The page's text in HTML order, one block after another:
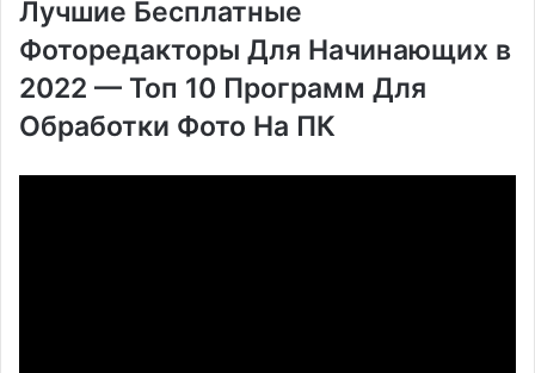
Лучшие Бесплатные
Фоторедакторы Для Начинающих в
2022 — Топ 10 Программ Для
Обработки Фото На ПК